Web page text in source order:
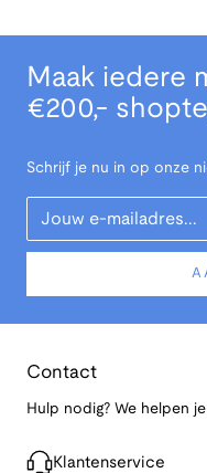
Maak iedere
€200,-
Schrijf je nu in op onze
Your Email
Contact
Hulp nodig? We helpen
Klantenservice